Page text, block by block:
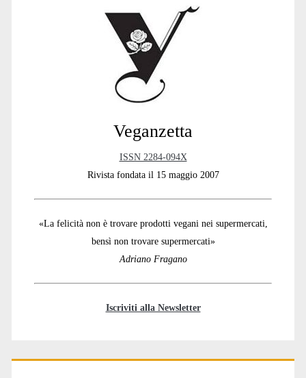
Veganzetta
ISSN 2284-094X
Rivista fondata il 15 maggio 2007
«La felicità non è trovare prodotti vegani nei supermercati,
bensì non trovare supermercati»
Adriano Fragano
Iscriviti alla Newsletter